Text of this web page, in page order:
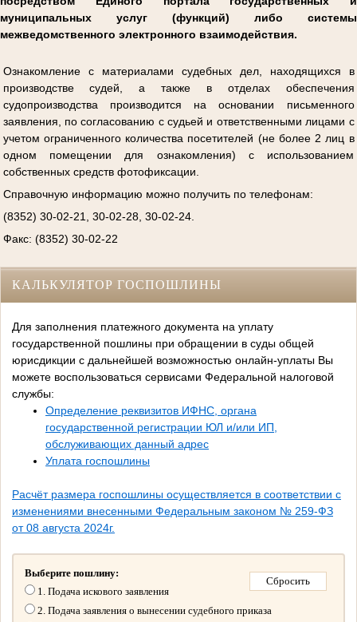
муниципальных услуг (функций) либо системы
межведомственного электронного взаимодействия.
Ознакомление с материалами судебных дел, находящихся в
производстве судей, а также в отделах обеспечения
судопроизводства производится на основании письменного
заявления, по согласованию с судьей и ответственными лицами с
учетом ограниченного количества посетителей (не более 2 лиц в
одном помещении для ознакомления) с использованием
собственных средств фотофиксации.
Справочную информацию можно получить по телефонам:
(8352) 30-02-21, 30-02-28, 30-02-24.
Факс: (8352) 30-02-22
КАЛЬКУЛЯТОР ГОСПОШЛИНЫ
Для заполнения платежного документа на уплату
государственной пошлины при обращении в суды общей
юрисдикции с дальнейшей возможностью онлайн-уплаты Вы
можете воспользоваться сервисами Федеральной налоговой
службы:
Определение реквизитов ИФНС, органа
государственной регистрации ЮЛ и/или ИП,
обслуживающих данный адрес
Уплата госпошлины
Расчёт размера госпошлины осуществляется в соответствии с
изменениями внесенными Федеральным законом № 259-ФЗ
от 08 августа 2024г.
Выберите пошлину:
1. Подача искового заявления
2. Подача заявления о вынесении судебного приказа